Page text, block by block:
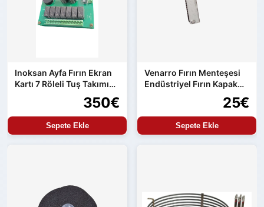
Inoksan Ayfa Fırın Ekran
Kartı 7 Röleli Tuş Takımı
ve Güç Kartı Entegre350€
Sepete Ekle
Venarro Fırın Menteşesi
Endüstriyel Fırın Kapak
Menteşesi Uyumlu Set25€
Sepete Ekle